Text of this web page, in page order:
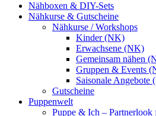
Nähboxen & DIY-Sets
Nähkurse & Gutscheine
Nähkurse / Workshops
Kinder (NK)
Erwachsene (NK)
Gemeinsam nähen
Gruppen & Events
Saisonale Angebote
Gutscheine
Puppenwelt
Puppe & Ich –